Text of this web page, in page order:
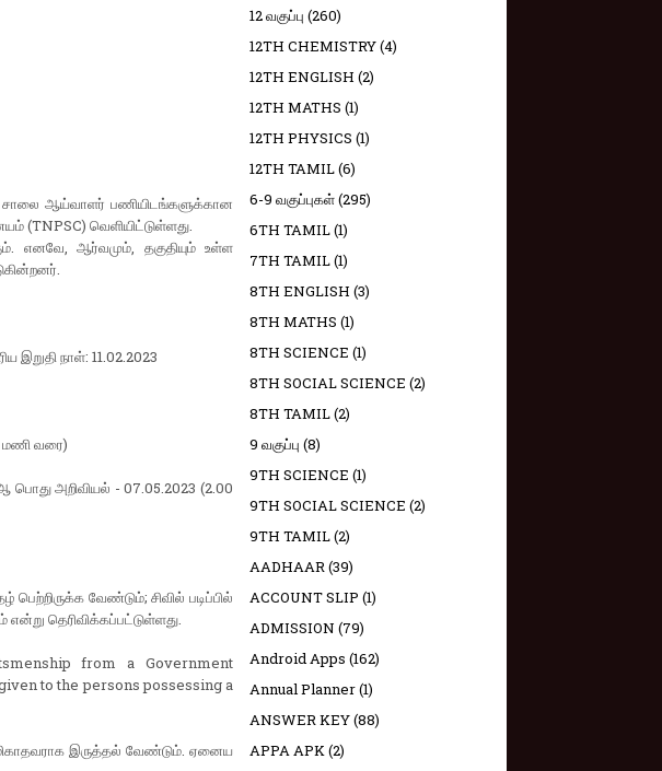
சாலை ஆய்வாளர் பணியிடங்களுக்கான
(TNPSC) வெளியிட்டுள்ளது.
எனவே, ஆர்வமும், தகுதியும் உள்ள
நாள்: 11.02.2023
மணி வரை)
பொது அறிவியல் - 07.05.2023 (2.00
வேண்டும்; சிவில் படிப்பில்
தெரிவிக்கப்பட்டுள்ளது.
from a Government
to the persons possessing a
மிகாதவராக இருத்தல் வேண்டும். ஏனைய
12 வகுப்பு (260)
12TH CHEMISTRY(4)
12TH ENGLISH (2)
12TH MATHS (1)
12TH PHYSICS (1)
12TH TAMIL(6)
6-9 வகுப்புகள்(295)
6TH TAMIL(1)
7TH TAMIL(1)
8TH ENGLISH (3)
8TH MATHS (1)
8TH SCIENCE (1)
8TH SOCIAL SCIENCE (2)
8TH TAMIL(2)
9 வகுப்பு (8)
9TH SCIENCE (1)
9TH SOCIAL SCIENCE (2)
9TH TAMIL(2)
AADHAAR(39)
ACCOUNT SLIP (1)
ADMISSION (79)
Android Apps (162)
Annual Planner(1)
ANSWER KEY(88)
APPA APK(2)